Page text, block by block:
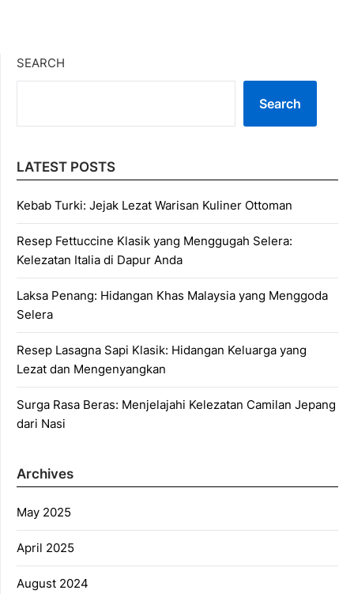
SEARCH
Search
LATEST POSTS
Kebab Turki: Jejak Lezat Warisan Kuliner Ottoman
Resep Fettuccine Klasik yang Menggugah Selera:
Kelezatan Italia di Dapur Anda
Laksa Penang: Hidangan Khas Malaysia yang Menggoda
Selera
Resep Lasagna Sapi Klasik: Hidangan Keluarga yang
Lezat dan Mengenyangkan
Surga Rasa Beras: Menjelajahi Kelezatan Camilan Jepang
dari Nasi
Archives
May 2025
April 2025
August 2024